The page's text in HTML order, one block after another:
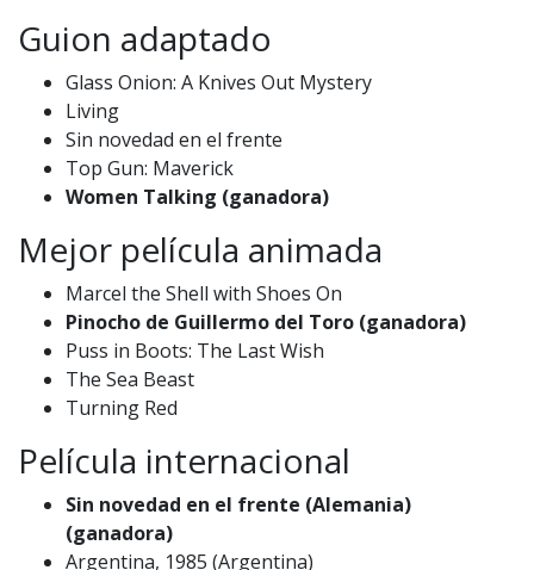
Guion adaptado
Glass Onion: A Knives Out Mystery
Living
Sin novedad en el frente
Top Gun: Maverick
Women Talking (ganadora)
Mejor película animada
Marcel the Shell with Shoes On
Pinocho de Guillermo del Toro (ganadora)
Puss in Boots: The Last Wish
The Sea Beast
Turning Red
Película internacional
Sin novedad en el frente (Alemania)
(ganadora)
Argentina, 1985 (Argentina)